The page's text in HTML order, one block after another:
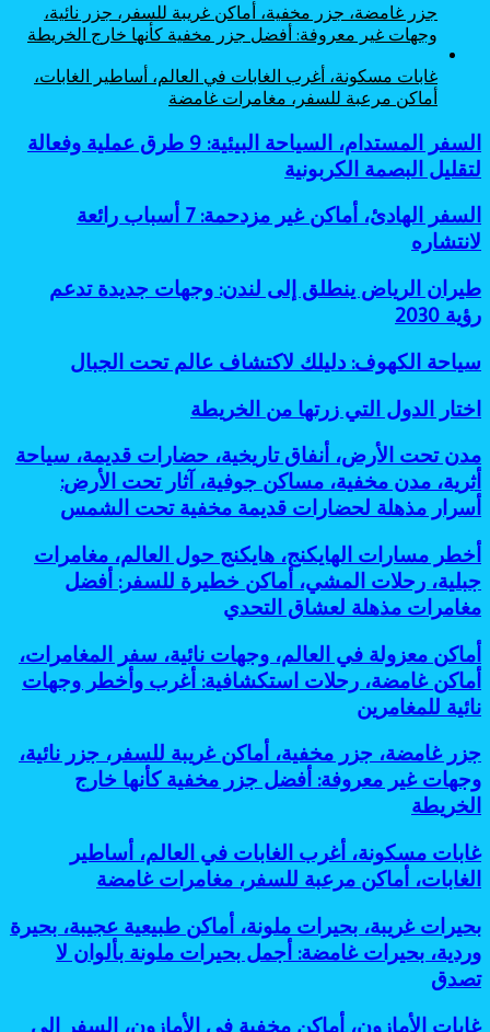
جزر غامضة، جزر مخفية، أماكن غريبة للسفر، جزر نائية،
وجهات غير معروفة: أفضل جزر مخفية كأنها خارج الخريطة
غابات مسكونة، أغرب الغابات في العالم، أساطير الغابات،
أماكن مرعبة للسفر، مغامرات غامضة
السفر
المستدام،
السياحة
البيئية:
9
طرق
وفعالة
لتقليل
البصمة
السفر المستدام، السياحة البيئية: 9 طرق عملية وفعالة
لتقليل البصمة الكربونية
السفر
الهادئ،
أماكن
غير
مزدحمة:
7
رائعة
لانتشاره
السفر الهادئ، أماكن غير مزدحمة: 7 أسباب رائعة
لانتشاره
طيران
الرياض
ينطلق
لندن:
جديدة
رؤية
2030
طيران الرياض ينطلق إلى لندن: وجهات جديدة تدعم
رؤية 2030
سياحة
الكهوف:
دليلك
لاكتشاف
تحت
الجبال
سياحة الكهوف: دليلك لاكتشاف عالم تحت الجبال
اختار
الدول
زرتها
من
الخريطة
اختار الدول التي زرتها من الخريطة
مدن
تحت
الأرض،
أنفاق
حضارات
قديمة،
سياحة
أثرية،
مدن
مخفية،
مساكن
جوفية،
آثار
الأرض:
أسرار
مذهلة
قديمة
مخفية
تحت
مدن تحت الأرض، أنفاق تاريخية، حضارات قديمة، سياحة
أثرية، مدن مخفية، مساكن جوفية، آثار تحت الأرض:
أسرار مذهلة لحضارات قديمة مخفية تحت الشمس
أخطر
مسارات
الهايكنج،
هايكنج
العالم،
مغامرات
جبلية،
رحلات
أماكن
خطيرة
للسفر:
أفضل
مغامرات
مذهلة
لعشاق
أخطر مسارات الهايكنج، هايكنج حول العالم، مغامرات
جبلية، رحلات المشي، أماكن خطيرة للسفر: أفضل
مغامرات مذهلة لعشاق التحدي
أماكن
معزولة
في
العالم،
نائية،
سفر
المغامرات،
أماكن
رحلات
استكشافية:
وأخطر
وجهات
نائية
للمغامرين
أماكن معزولة في العالم، وجهات نائية، سفر المغامرات،
أماكن غامضة، رحلات استكشافية: أغرب وأخطر وجهات
نائية للمغامرين
جزر
غامضة،
جزر
مخفية،
غريبة
للسفر،
وجهات
غير
معروفة:
جزر
جزر غامضة، جزر مخفية، أماكن غريبة للسفر، جزر نائية،
وجهات غير معروفة: أفضل جزر مخفية كأنها خارج
الخريطة
غابات
مسكونة،
أغرب
في
العالم،
أساطير
الغابات،
أماكن
غابات مسكونة، أغرب الغابات في العالم، أساطير
الغابات، أماكن مرعبة للسفر، مغامرات غامضة
بحيرات
غريبة،
بحيرات
ملونة،
طبيعية
بحيرات غريبة، بحيرات ملونة، أماكن طبيعية عجيبة، بحيرة
وردية، بحيرات غامضة: أجمل بحيرات ملونة بألوان لا
تصدق
غابات
غابات الأمازون، أماكن مخفية في الأمازون، السفر إلى